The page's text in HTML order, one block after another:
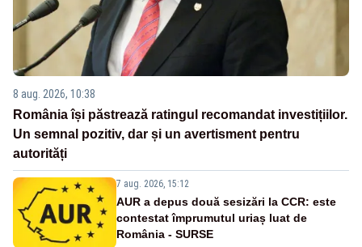
8 aug. 2026, 10:38
România își păstrează ratingul recomandat investițiilor.
Un semnal pozitiv, dar și un avertisment pentru
autorități
7 aug. 2026, 15:12
AUR a depus două sesizări la CCR: este
contestat împrumutul uriaș luat de
România - SURSE